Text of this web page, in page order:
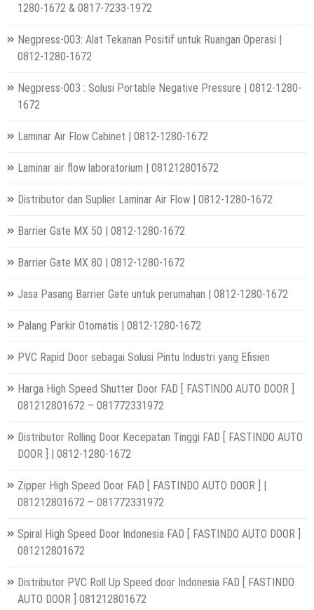
1280-1672 & 0817-7233-1972
Negpress-003: Alat Tekanan Positif untuk Ruangan Operasi |
0812-1280-1672
Negpress-003 : Solusi Portable Negative Pressure | 0812-1280-
1672
Laminar Air Flow Cabinet | 0812-1280-1672
Laminar air flow laboratorium | 081212801672
Distributor dan Suplier Laminar Air Flow | 0812-1280-1672
Barrier Gate MX 50 | 0812-1280-1672
Barrier Gate MX 80 | 0812-1280-1672
Jasa Pasang Barrier Gate untuk perumahan | 0812-1280-1672
Palang Parkir Otomatis | 0812-1280-1672
PVC Rapid Door sebagai Solusi Pintu Industri yang Efisien
Harga High Speed Shutter Door FAD [ FASTINDO AUTO DOOR ]
081212801672 – 081772331972
Distributor Rolling Door Kecepatan Tinggi FAD [ FASTINDO AUTO
DOOR ] | 0812-1280-1672
Zipper High Speed Door FAD [ FASTINDO AUTO DOOR ] |
081212801672 – 081772331972
Spiral High Speed Door Indonesia FAD [ FASTINDO AUTO DOOR ]
081212801672
Distributor PVC Roll Up Speed door Indonesia FAD [ FASTINDO
AUTO DOOR ] 081212801672